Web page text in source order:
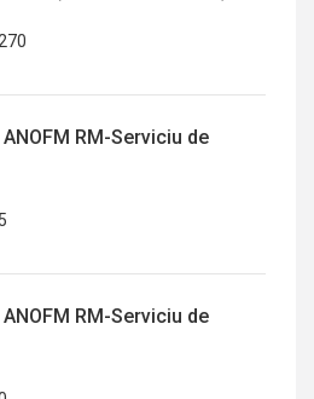
RM-Serviciu de
RM-Serviciu de